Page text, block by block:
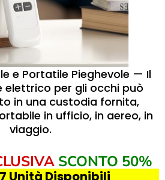
e Portatile Pieghevole — Il
per gli occhi può
in una custodia fornita,
in ufficio, in aereo, in
viaggio.
SCONTO 50%